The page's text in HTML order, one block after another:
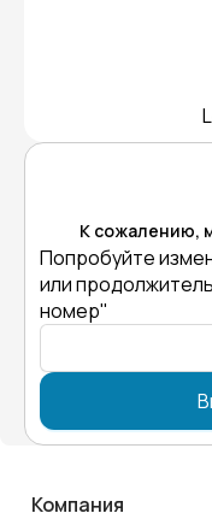
К сожалению,
Попробуйте
или
номер"
Компания